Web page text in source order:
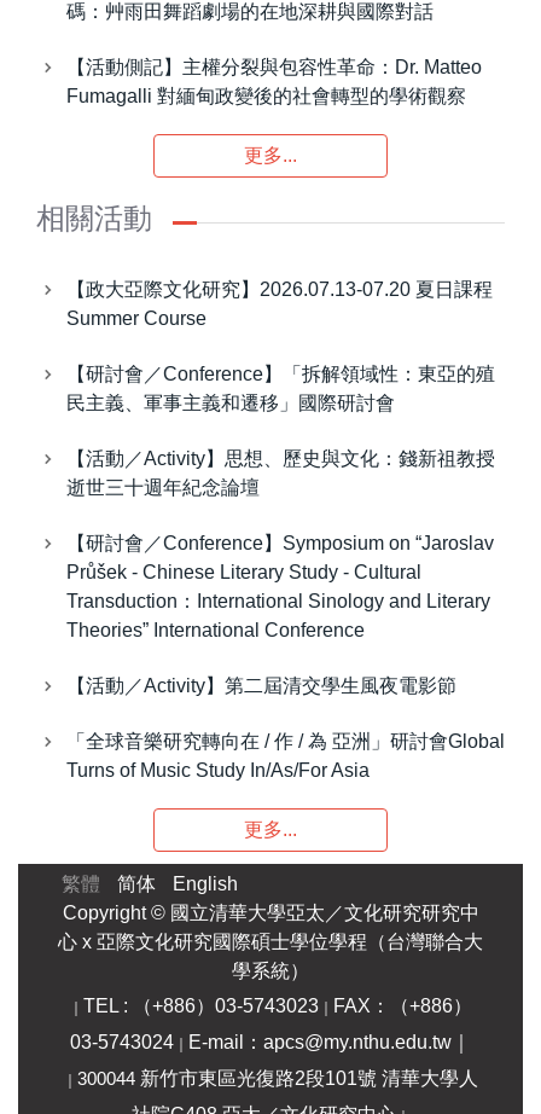
碼：艸雨田舞蹈劇場的在地深耕與國際對話
【活動側記】主權分裂與包容性革命：Dr. Matteo
Fumagalli 對緬甸政變後的社會轉型的學術觀察
更多...
相關活動
【政大亞際文化研究】2026.07.13-07.20 夏日課程
Summer Course
【研討會／Conference】「拆解領域性：東亞的殖
民主義、軍事主義和遷移」國際研討會
【活動／Activity】思想、歷史與文化：錢新祖教授
逝世三十週年紀念論壇
【研討會／Conference】Symposium on “Jaroslav
Průšek - Chinese Literary Study - Cultural
Transduction：International Sinology and Literary
Theories” International Conference
【活動／Activity】第二屆清交學生風夜電影節
「全球音樂研究轉向在 / 作 / 為 亞洲」研討會Global
Turns of Music Study In/As/For Asia
更多...
繁體 简体
English
Copyright © 國立清華大學亞太／文化研究研究中
心 x 亞際文化研究國際碩士學位學程（台灣聯合大
學系統）
TEL : （+886）03-5743023
FAX：（+886）
03-5743024
E-mail：apcs@my.nthu.edu.tw
300044 新竹市東區光復路2段101號 清華大學人